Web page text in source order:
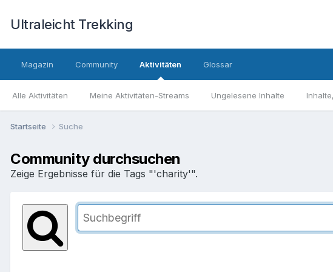
Ultraleicht Trekking
Magazin Community Aktivitäten
Alle Aktivitäten Meine Aktivitäten-Streams Ungelesene Inhalte
Glossar
Startseite Suche
Community durchsuchen
Zeige Ergebnisse für die Tags "'charity'".